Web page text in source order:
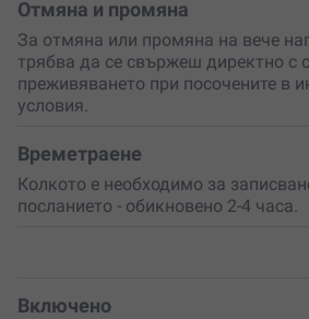
организация. Наталия пътува до
преживяването се изгражда около
повода и емоцията, която искаш
е просто услуга, амалък ритуална
любов или благодарност.
Избери ваучер за
Симеонова и подари нещо по-
който лекува, сближава и остава.
родител, приятел или важна
Отмяна и промяна
За отмяна или промяна на вече
трябва да се свържеш директно с
преживяването при посочените в
условия.
Времетраене
Колкото е необходимо за
посланието - обикновено 2-4 часа.
Включено